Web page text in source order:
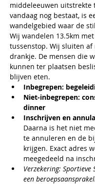
middeleeuwen uitstrekte
vandaag nog bestaat, is
wandelgebied waar de
Wij wandelen 13.5km
tussenstop. Wij sluiten af
drankje. De mensen die
kunnen ter plaatsen
blijven eten.
Inbegrepen:
Niet-inbegrepen:
dinner
Inschrijven en
Daarna is het niet
te annuleren en de
krijgen. Exact adres
meegedeeld na
Verzekering: Sportieve
een